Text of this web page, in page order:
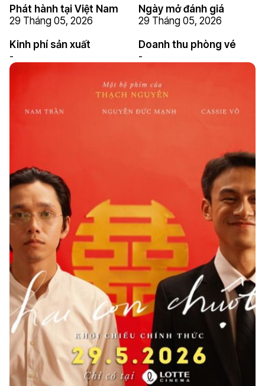
Phát hành tại Việt Nam
29 Tháng 05, 2026
Ngày mở đánh giá
29 Tháng 05, 2026
Kinh phí sản xuất
-
Doanh thu phòng vé
-